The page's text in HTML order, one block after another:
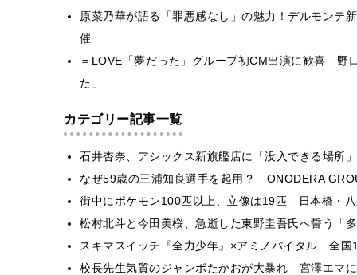
原菜乃華が語る「罪悪感なし」の魅力！デルモンテ
催
＝LOVE「夢だった」グループ初CM出演に歓喜 野
た」
カテゴリー記事一覧
石井杏奈、アシックス新旗艦店に「没入できる場所
なぜ59歳の三浦知良選手を起用？ ONODERA
街中にポケモン100匹以上、立像は19匹 日本橋・
松村北斗と今田美桜、急逝した東野圭吾氏へ誓う「
スキマスイッチ『全力少年』×アミノバイタル 全国
校長先生気質のジャンボたかおが大暴れ 宮澤エマ